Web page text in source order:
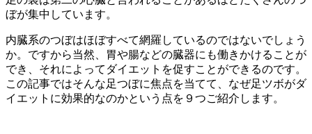
ぼが集中しています。
内臓系のつぼはほぼすべて網羅しているのではないでしょう
か。ですから当然、胃や腸などの臓器にも働きかけることが
でき、それによってダイエットを促すことができるのです。
この記事ではそんな足つぼに焦点を当てて、なぜ足ツボがダ
イエットに効果的なのかという点を９つご紹介します。